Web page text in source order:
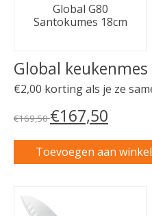
Global G80
Santokumes 18cm
Global
€2,00 korting als je ze
€169,50€167,50
Toevoegen aan
Carrousel van gebundelde